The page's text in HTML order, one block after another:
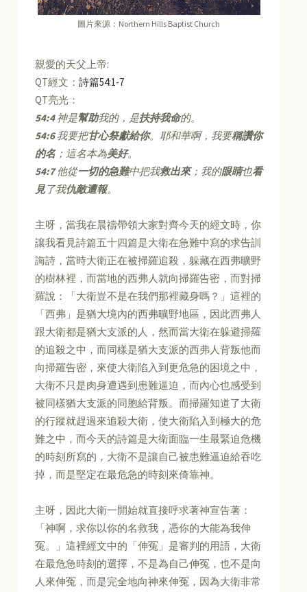
圖片來源：Northern Hills Baptist Church
親愛的天父上帝:
QT經文：詩篇54:1-7
QT亮光：
54:4神是幫助我的，是扶持我命的。
54:6我要把甘心祭獻給你。耶和華啊，我要稱讚你
的名；這名本為美好。
54:7他從一切的急難中把我救出來；我的眼睛也看
見 了我仇敵遭報。
主呀，當我在晨禱帶領大家對齊今天的經文時，你
讓我看見詩篇五十四篇是大衛在急難中寫的求告訓
誨詩，當時大衛正在被掃羅追殺，躲藏在西弗曠野
的樹林裡，而當地的西弗人就向掃羅告密，而對掃
羅說：「大衛豈不是在我們那裡藏身嗎？」這裡的
「西弗」是猶大境內的西弗曠野地區，因此西弗人
跟大衛都是猶大支派的人，然而當大衛在躲避掃羅
的追殺之中，而同樣是猶大支派的西弗人背叛他而
向掃羅告密，來使大衛陷入到更危急的困境之中，
大衛不只是肉身遭遇到患難逼迫，而內心也感受到
被同樣猶大支派的同胞給背叛。而掃羅知道了大衛
的行蹤就趕過來追殺大衛，使大衛陷入到極大的危
難之中，而今天的詩篇是大衛面臨一生最緊迫危機
的時刻所寫的，大衛不是讓自己被患難逼迫給吞吃
掉，而是堅定在最危急的時刻來倚靠神。
主呀，因此大衛一開始就直接呼求著神宣告著：
「神啊，求你以你的名救我，憑你的大能為我伸
冤。」這裡經文中的「伸冤」是審判的用語，大衛
在最危急時刻的選擇，不是為自己伸冤，也不是向
人來伸冤，而是完全地向神來伸冤，因為大衛非常